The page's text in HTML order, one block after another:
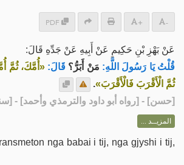
PDF + -
عَنْ بَهْزِ بْنِ حَكِيمٍ عَنْ أَبِيهِ عَنْ جَدِّهِ قَالَ:
قُلْتُ يَا رَسُولَ اللَّهِ: مَنْ أَبَرُّ؟ قَالَ: «أُمَّكَ، ثُمَّ
ثُمَّ الْأَقْرَبَ فَالْأَقْرَبَ».
[حسن] - [رواه أبو داود والترمذي وأحمد] - [سنن
المزيــد ...
nga babai i tij, nga gjyshi i tij,